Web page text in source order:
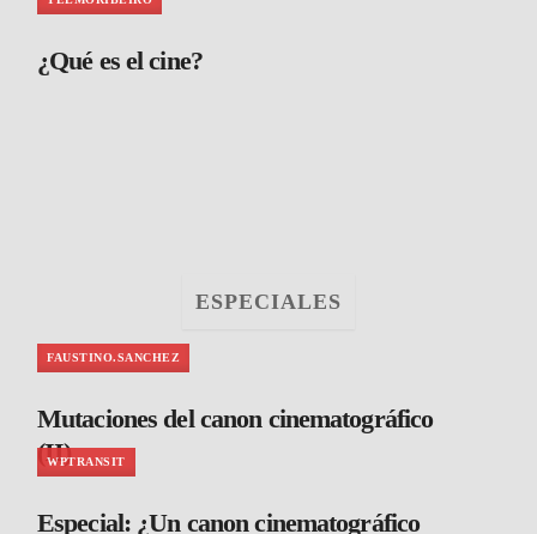
¿Qué es el cine?
ESPECIALES
FAUSTINO.SANCHEZ
Mutaciones del canon cinematográfico
(II)
WPTRANSIT
Especial: ¿Un canon cinematográfico